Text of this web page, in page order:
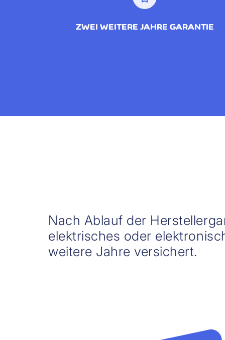
ZWEI WEITERE JAHRE GARANTIE
Nach Ablauf der
elektrisches oder
weitere Jahre versichert.